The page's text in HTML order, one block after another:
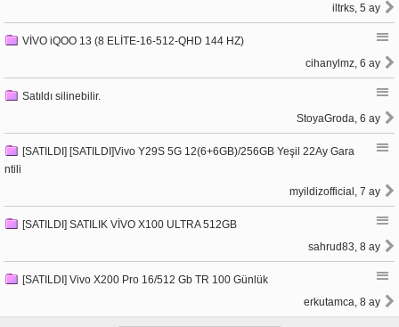
iltrks, 5 ay
VİVO iQOO 13 (8 ELİTE-16-512-QHD 144 HZ)
cihanylmz, 6 ay
Satıldı silinebilir.
StoyaGroda, 6 ay
[SATILDI] [SATILDI]Vivo Y29S 5G 12(6+6GB)/256GB Yeşil 22Ay Gara
ntili
myildizofficial, 7 ay
[SATILDI] SATILIK VİVO X100 ULTRA 512GB
sahrud83, 8 ay
[SATILDI] Vivo X200 Pro 16/512 Gb TR 100 Günlük
erkutamca, 8 ay